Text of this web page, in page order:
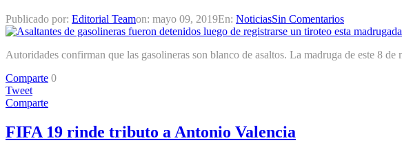
Publicado por: Editorial Teamon: mayo 09, 2019En: NoticiasSin Comentarios
Autoridades confirman que las gasolineras son blanco de asaltos. La madruga de este 8
Comparte 0
Tweet
Comparte
FIFA 19 rinde tributo a Antonio Valencia